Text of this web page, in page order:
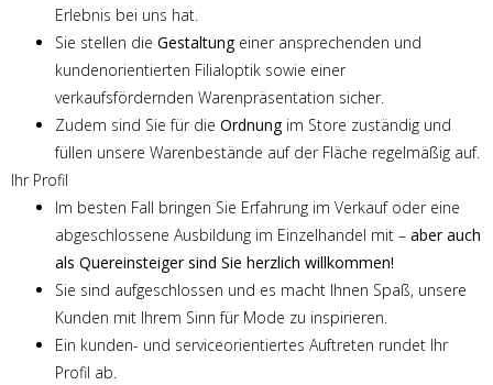
Erlebnis bei uns hat.
Sie stellen die Gestaltungeiner ansprechenden und
kundenorientierten Filialoptik sowie einer
verkaufsfördernden Warenpräsentation sicher.
Zudem sind Sie für die Ordnungim Store zuständig und
füllen unsere Warenbestände auf der Fläche regelmäßig auf.
Ihr Profil
Im besten Fall bringen Sie Erfahrung im Verkauf oder eine
abgeschlossene Ausbildung im Einzelhandel mit – aber auch
als Quereinsteiger sind Sie herzlich willkommen!
Sie sind aufgeschlossen und es macht Ihnen Spaß, unsere
Kunden mit Ihrem Sinn für Mode zu inspirieren.
Ein kunden- und serviceorientiertes Auftreten rundet Ihr
Profil ab.